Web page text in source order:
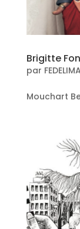
Brigitte
par FEDELIMA
Mouchart